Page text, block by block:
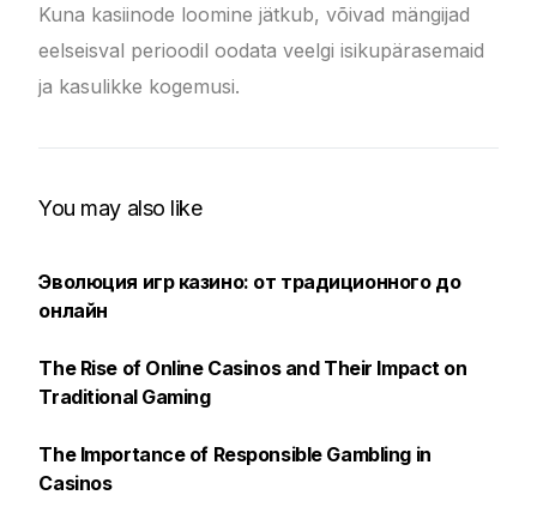
Kuna kasiinode loomine jätkub, võivad mängijad
eelseisval perioodil oodata veelgi isikupärasemaid
ja kasulikke kogemusi.
You may also like
Эволюция игр казино: от традиционного до
онлайн
The Rise of Online Casinos and Their Impact on
Traditional Gaming
The Importance of Responsible Gambling in
Casinos